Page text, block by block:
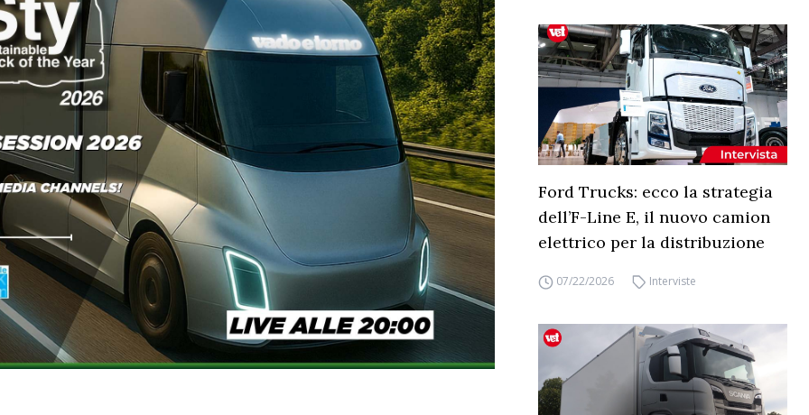
Ford Trucks: ecco la strategia
dell’F-Line E, il nuovo camion
elettrico per la distribuzione
07/22/2026 Interviste